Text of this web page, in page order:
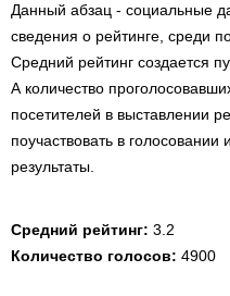
Данный абзац - социальные
сведения о рейтинге, среди
Средний рейтинг создается
А количество
посетителей в выставлении
поучаствовать в
результаты.
Средний рейтинг: 3.2
Количество голосов: 4900